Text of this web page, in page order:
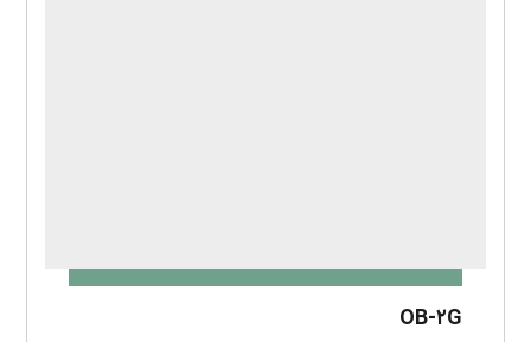
OB-۲G